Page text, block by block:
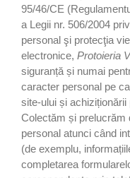
95/46/CE
a Legii nr. 506/2004
personal şi protecţia
electronice, Protoieria
siguranță și numai
caracter personal pe
site-ului și
Colectăm și prelucrăm
personal atunci când
(de exemplu,
completarea